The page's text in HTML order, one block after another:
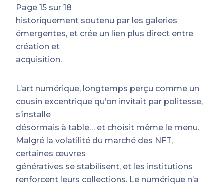
Page 15 sur 18
historiquement soutenu par les galeries
émergentes, et crée un lien plus direct entre
création et
acquisition.
L’art numérique, longtemps perçu comme un
cousin excentrique qu’on invitait par politesse,
s’installe
désormais à table… et choisit même le menu.
Malgré la volatilité du marché des NFT,
certaines œuvres
génératives se stabilisent, et les institutions
renforcent leurs collections. Le numérique n’a